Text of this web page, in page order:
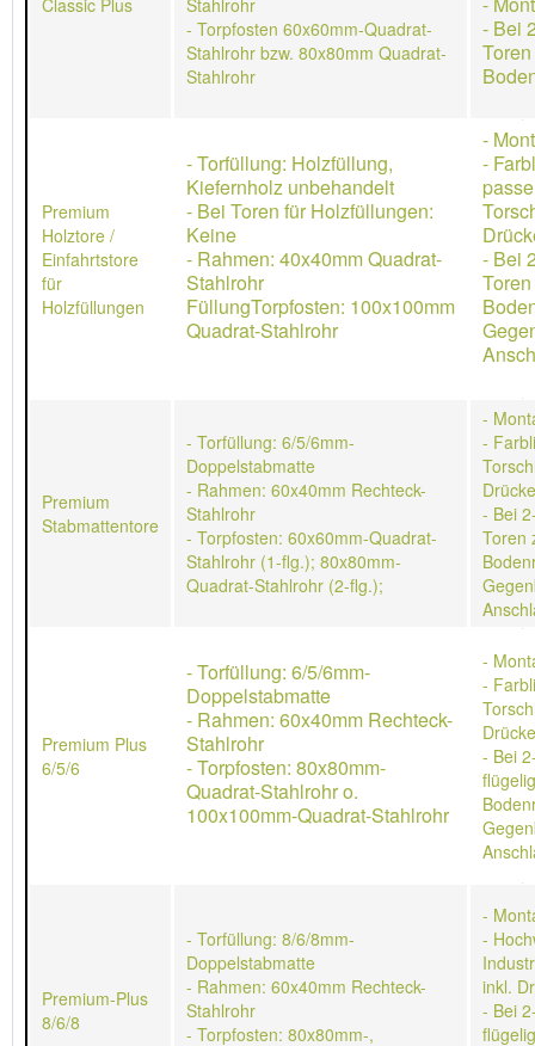
Classic Plus
Stahlrohr
- Torpfosten 60x60mm-Quadrat-
Stahlrohr bzw. 80x80mm Quadrat-
Stahlrohr
- Bei
Premium
Holztore /
Einfahrtstore
für
Holzfüllungen
- Torfüllung: Holzfüllung,
Kiefernholz unbehandelt
- Bei Toren für Holzfüllungen:
Keine
- Rahmen: 40x40mm Quadrat-
Stahlrohr
FüllungTorpfosten: 100x100mm
Quadrat-Stahlrohr
-
-
- Bei
Premium
Stabmattentore
- Torfüllung: 6/5/6mm-
Doppelstabmatte
- Rahmen: 60x40mm Rechteck-
Stahlrohr
- Torpfosten: 60x60mm-Quadrat-
Stahlrohr (1-flg.); 80x80mm-
Quadrat-Stahlrohr (2-flg.);
-
-
- Bei
Toren
Premium Plus
6/5/6
- Torfüllung: 6/5/6mm-
Doppelstabmatte
- Rahmen: 60x40mm Rechteck-
Stahlrohr
- Torpfosten: 80x80mm-
Quadrat-Stahlrohr o.
100x100mm-Quadrat-Stahlrohr
-
-
- Bei
Premium-Plus
8/6/8
- Torfüllung: 8/6/8mm-
Doppelstabmatte
- Rahmen: 60x40mm Rechteck-
Stahlrohr
- Torpfosten: 80x80mm-,
-
-
inkl.
- Bei